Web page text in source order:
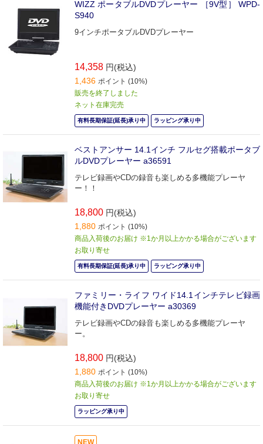
WIZZ ポータブルDVDプレーヤー ［9V型］ WPD-
S940
9インチポータブルDVDプレーヤー
14,358 円(税込)
1,436 ポイント (10%)
販売を終了しました
ネット在庫完売
有料長期保証(延長)承り中 ラッピング承り中
ベストアンサー 14.1インチ フルセグ搭載ポータブ
ルDVDプレーヤー a36591
テレビ録画やCDの録音も楽しめる多機能プレーヤ
ー！！
18,800 円(税込)
1,880 ポイント (10%)
商品入荷後のお届け ※1か月以上かかる場合がございます
お取り寄せ
有料長期保証(延長)承り中 ラッピング承り中
ファミリー・ライフ ワイド14.1インチテレビ録画
機能付きDVDプレーヤー a30369
テレビ録画やCDの録音も楽しめる多機能プレーヤ
ー。
18,800 円(税込)
1,880 ポイント (10%)
商品入荷後のお届け ※1か月以上かかる場合がございます
お取り寄せ
ラッピング承り中
NEW